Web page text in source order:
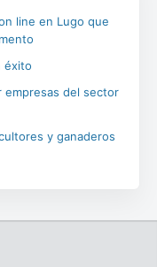
line en Lugo que
éxito
empresas del sector
y ganaderos